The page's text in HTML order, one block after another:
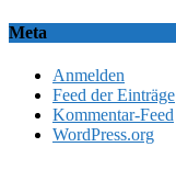
Meta
Anmelden
Feed der Einträge
Kommentar-Feed
WordPress.org